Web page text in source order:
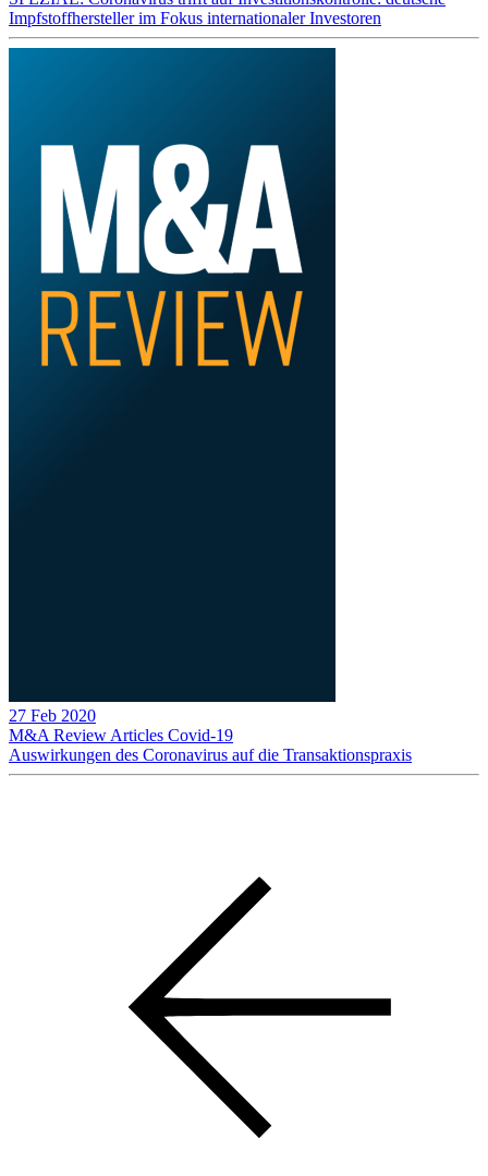
Impfstoffhersteller im Fokus internationaler Investoren
27 Feb 2020
M&A Review Articles Covid-19
Auswirkungen des Coronavirus auf die Transaktionspraxis